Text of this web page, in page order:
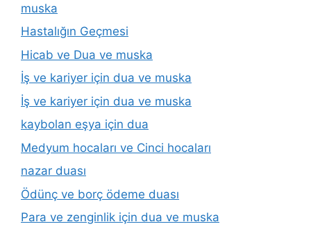
muska
Hastalığın Geçmesi
Hicab ve Dua ve muska
İş ve kariyer için dua ve muska
İş ve kariyer için dua ve muska
kaybolan eşya için dua
Medyum hocaları ve Cinci hocaları
nazar duası
Ödünç ve borç ödeme duası
Para ve zenginlik için dua ve muska